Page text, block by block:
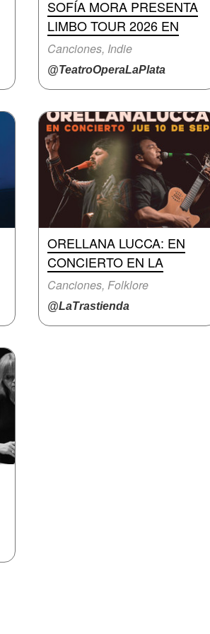
SOFÍA MORA PRESENTA
LIMBO TOUR 2026 EN
Canciones, Indie
@TeatroOperaLaPlata
ORELLANA LUCCA: EN
CONCIERTO EN LA
Canciones, Folklore
@LaTrastienda